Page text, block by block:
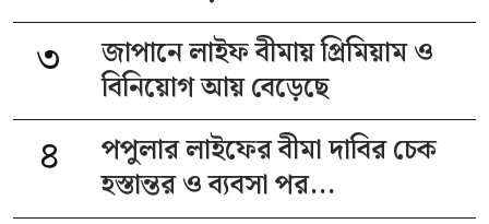
৩
জাপানে লাইফ বীমায় প্রিমিয়াম ও
বিনিয়োগ আয় বেড়েছে
৪
পপুলার লাইফের বীমা দাবির চেক
হস্তান্তর ও ব্যবসা পর...